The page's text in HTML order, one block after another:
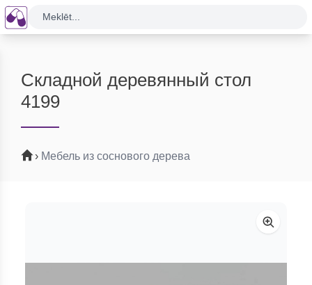
Meklēt...
Складной деревянный стол
4199
› Мебель из соснового дерева